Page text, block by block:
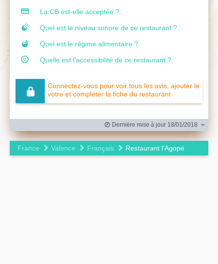
La CB est-elle acceptée ?
Quel est le niveau sonore de ce restaurant ?
Quel est le régime alimentaire ?
Quelle est l'accessibilité de ce restaurant ?
Connectez-vous pour voir tous les avis, ajouter le
votre et compléter la fiche du restaurant
Dernière mise à jour 18/01/2018
France Valence Français Restaurant l'Agopé